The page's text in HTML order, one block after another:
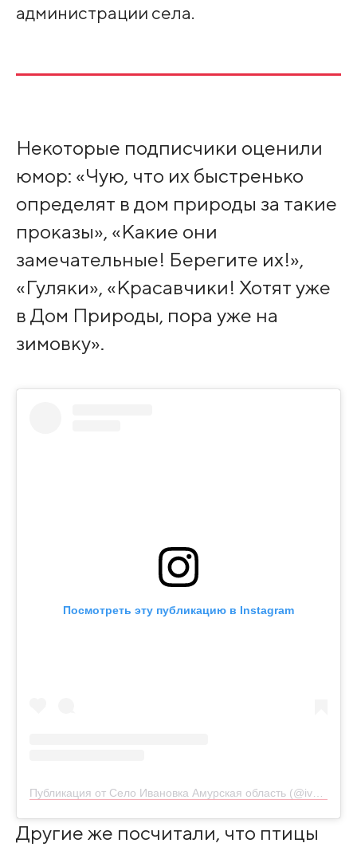
администрации села.
Некоторые подписчики оценили
юмор: «Чую, что их быстренько
определят в дом природы за такие
проказы», «Какие они
замечательные! Берегите их!»,
«Гуляки», «Красавчики! Хотят уже
в Дом Природы, пора уже на
зимовку».
Посмотреть эту публикацию в Instagram
Публикация от Село Ивановка Амурская область (@ivanovka.info)
Другие же посчитали, что птицы